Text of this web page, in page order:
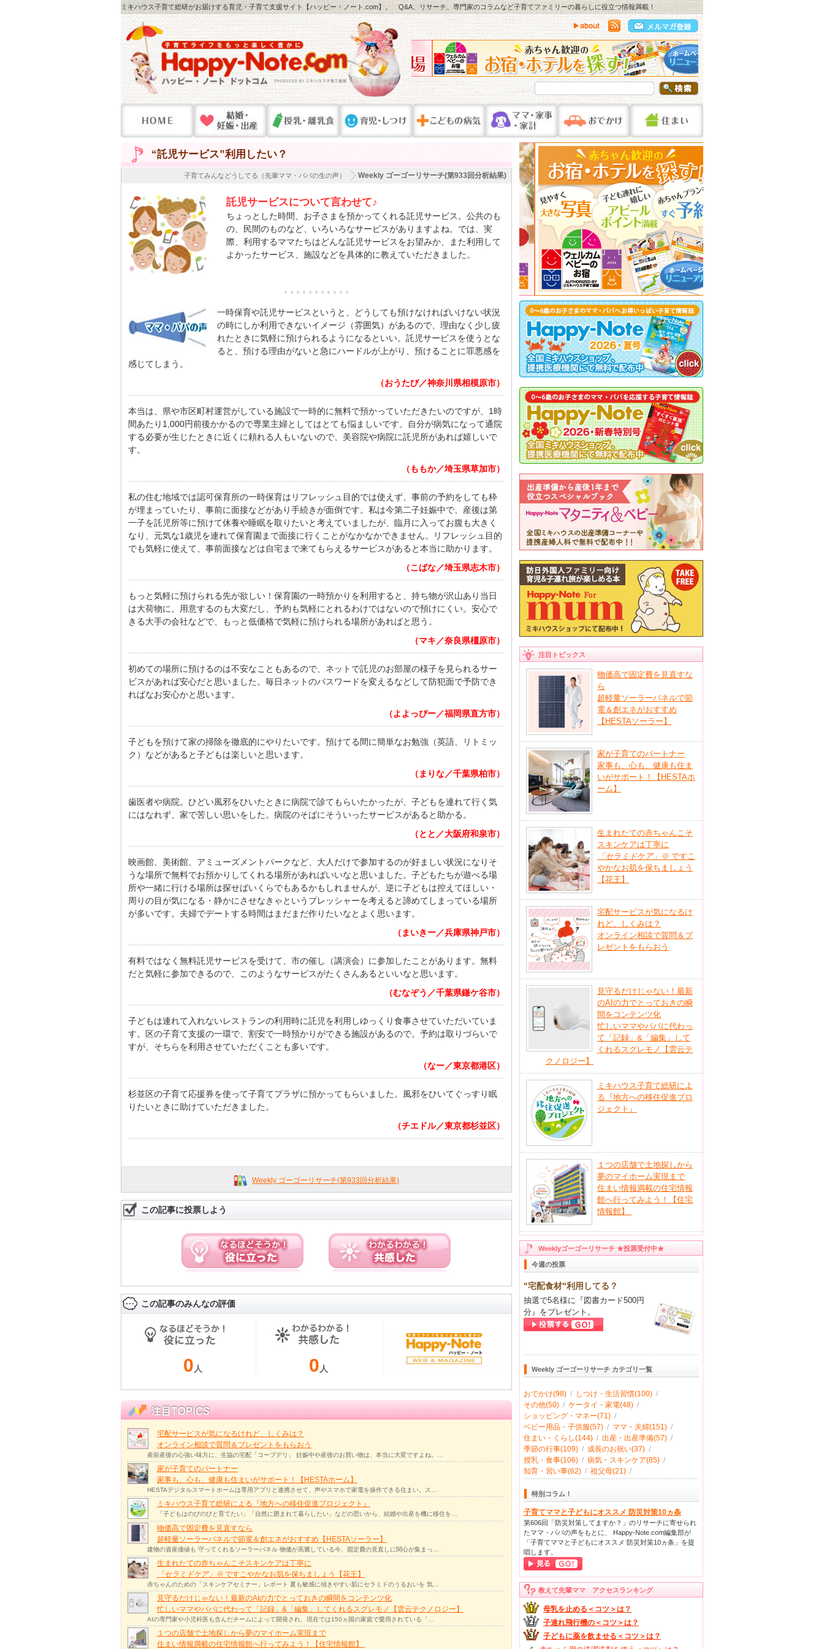
ミキハウス子育て総研がお届けする育児・子育て支援サイト【ハッピー・ノート.com】。 Q&A、リサーチ、専門家のコラムなど子育てファミリーの暮らしに役立つ情報満載！
“託児サービス”利用したい？
Weekly ゴーゴーリサーチ(第933回分析結果)
子育てみんなどうしてる（先輩ママ・パパの生の声）
託児サービスについて言わせて♪
ちょっとした時間、お子さまを預かってくれる託児サービス。公共のも
の、民間のものなど、いろいろなサービスがありますよね。では、実
際、利用するママたちはどんな託児サービスをお望みか、また利用して
よかったサービス、施設などを具体的に教えていただきました。
一時保育や託児サービスというと、どうしても預けなければいけない状況
の時にしか利用できないイメージ（雰囲気）があるので、理由なく少し疲
れたときに気軽に預けられるようになるといい。託児サービスを使うとな
ると、預ける理由がないと急にハードルが上がり、預けることに罪悪感を
感じてしまう。
（おうたび／神奈川県相模原市）
本当は、県や市区町村運営がしている施設で一時的に無料で預かっていただきたいのですが、1時
間あたり1,000円前後かかるので専業主婦としてはとても悩ましいです。自分が病気になって通院
する必要が生じたときに近くに頼れる人もいないので、美容院や病院に託児所があれば嬉しいで
す。
（ももか／埼玉県草加市）
私の住む地域では認可保育所の一時保育はリフレッシュ目的では使えず、事前の予約をしても枠
が埋まっていたり、事前に面接などがあり手続きが面倒です。私は今第二子妊娠中で、産後は第
一子を託児所等に預けて休養や睡眠を取りたいと考えていましたが、臨月に入ってお腹も大きく
なり、元気な1歳児を連れて保育園まで面接に行くことがなかなかできません。リフレッシュ目的
でも気軽に使えて、事前面接などは自宅まで来てもらえるサービスがあると本当に助かります。
（こばな／埼玉県志木市）
もっと気軽に預けられる先が欲しい！保育園の一時預かりを利用すると、持ち物が沢山あり当日
は大荷物に。用意するのも大変だし、予約も気軽にとれるわけではないので預けにくい。安心で
きる大手の会社などで、もっと低価格で気軽に預けられる場所があればと思う。
（マキ／奈良県橿原市）
初めての場所に預けるのは不安なこともあるので、ネットで託児のお部屋の様子を見られるサー
ビスがあれば安心だと思いました。毎日ネットのパスワードを変えるなどして防犯面で予防でき
ればなお安心かと思います。
（よよっぴー／福岡県直方市）
子どもを預けて家の掃除を徹底的にやりたいです。預けてる間に簡単なお勉強（英語、リトミッ
ク）などがあると子どもは楽しいと思います。
（まりな／千葉県柏市）
歯医者や病院。ひどい風邪をひいたときに病院で診てもらいたかったが、子どもを連れて行く気
にはなれず、家で苦しい思いをした。病院のそばにそういったサービスがあると助かる。
（とと／大阪府和泉市）
映画館、美術館、アミューズメントパークなど、大人だけで参加するのが好ましい状況になりそ
うな場所で無料でお預かりしてくれる場所があればいいなと思いました。子どもたちが遊べる場
所や一緒に行ける場所は探せばいくらでもあるかもしれませんが、逆に子どもは控えてほしい・
周りの目が気になる・静かにさせなきゃというプレッシャーを考えると諦めてしまっている場所
が多いです。夫婦でデートする時間はまだまだ作りたいなとよく思います。
（まいきー／兵庫県神戸市）
有料ではなく無料託児サービスを受けて、市の催し（講演会）に参加したことがあります。無料
だと気軽に参加できるので、このようなサービスがたくさんあるといいなと思います。
（むなぞう／千葉県鎌ケ谷市）
子どもは連れて入れないレストランの利用時に託児を利用しゆっくり食事させていただいていま
す。区の子育て支援の一環で、割安で一時預かりができる施設があるので。予約は取りづらいで
すが、そちらを利用させていただくことも多いです。
（なー／東京都港区）
杉並区の子育て応援券を使って子育てプラザに預かってもらいました。風邪をひいてぐっすり眠
りたいときに助けていただきました。
（チエドル／東京都杉並区）
Weekly ゴーゴーリサーチ(第933回分析結果)
この記事に投票しよう
この記事のみんなの評価
0 人 0 人
宅配サービスが気になるけれど、しくみは？
オンライン相談で質問＆プレゼントをもらおう
産前産後の心強い味方に、生協の宅配「コープデリ」 妊娠中や産後のお買い物は、本当に大変ですよね。…
家が子育てのパートナー
家事も、心も、健康も住まいがサポート！【HESTAホーム】
HESTAデジタルスマートホームは専用アプリと連携させて、声やスマホで家電を操作できる住まい。ス…
ミキハウス子育て総研による『地方への移住促進プロジェクト』
「子どもはのびのびと育てたい」「自然に囲まれて暮らしたい」などの思いから、結婚や出産を機に移住を…
物価高で固定費を見直すなら
超軽量ソーラーパネルで節電＆創エネがおすすめ【HESTAソーラー】
建物の資産価値も 守ってくれるソーラーパネル 物価が高騰している今、固定費の見直しに関心が集まっ…
生まれたての赤ちゃんこそスキンケアは丁寧に
「セラミドケア」 ※ですこやかなお肌を保ちましょう【花王】
赤ちゃんのための「スキンケアセミナー」レポート 夏も敏感に傾きやすい肌にセラミドのうるおいを 気…
見守るだけじゃない！最新のAIの力でとっておきの瞬間をコンテンツ化
忙しいママやパパに代わって「記録」&「編集」してくれるスグレモノ【雲云テクノロジー】
AIの専門家や小児科医も含んだチームによって開発され、現在では150ヵ国の家庭で愛用されている「…
１つの店舗で土地探しから夢のマイホーム実現まで
住まい情報満載の住宅情報館へ行ってみよう！【住宅情報館】
注目トピックス
物価高で固定費を見直すな
ら
超軽量ソーラーパネルで節
電＆創エネがおすすめ
【HESTAソーラー】
家が子育てのパートナー
家事も、心も、健康も住ま
いがサポート！【HESTAホ
ーム】
生まれたての赤ちゃんこそ
スキンケアは丁寧に
「セラミドケア」 ※ ですこ
やかなお肌を保ちましょう
【花王】
宅配サービスが気になるけ
れど、しくみは？
オンライン相談で質問＆プ
レゼントをもらおう
見守るだけじゃない！最新
のAIの力でとっておきの瞬
間をコンテンツ化
忙しいママやパパに代わっ
て「記録」&「編集」して
くれるスグレモノ【雲云テ
クノロジー】
ミキハウス子育て総研によ
る『地方への移住促進プロ
ジェクト』
１つの店舗で土地探しから
夢のマイホーム実現まで
住まい情報満載の住宅情報
館へ行ってみよう！【住宅
情報館】
Weeklyゴーゴーリサーチ ★投票受付中★
今週の投票
"宅配食材"利用してる？
抽選で5名様に『図書カード500円
分』をプレゼント。
Weekly ゴーゴーリサーチ カテゴリ一覧
おでかけ(98)/ しつけ・生活習慣(100)/
その他(50)/ ケータイ・家電(48)/
ショッピング・マネー(71)/
ベビー用品・子供服(57)/ ママ・夫婦(151)/
住まい・くらし(144)/ 出産・出産準備(57)/
季節の行事(109)/ 成長のお祝い(37)/
授乳・食事(106)/ 病気・スキンケア(85)/
知育・習い事(62)/ 祖父母(21)/
特別コラム！
子育てママと子どもにオススメ 防災対策10ヵ条
第606回「防災対策してますか？」のリサーチに寄せられ
たママ・パパの声をもとに、 Happy-Note.com編集部が
「子育てママと子どもにオススメ 防災対策10ヵ条」を提
唱します。
教えて先輩ママ アクセスランキング
母乳を止める＜コツ＞は？
子連れ飛行機の＜コツ＞は？
子どもに薬を飲ませる＜コツ＞は？